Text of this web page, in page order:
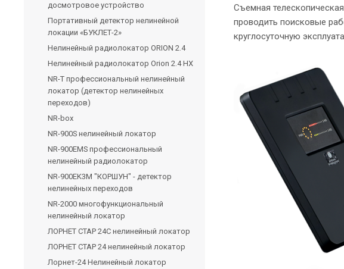
Съемная
проводить поисковые
круглосуточную
досмотровое устройство
Портативный детектор нелинейной
локации «БУКЛЕТ-2»
Нелинейный радиолокатор ORION 2.4
Нелинейный радиолокатор Orion 2.4 HX
NR-T профессиональный нелинейный
локатор (детектор нелинейных
переходов)
NR-box
NR-900S нелинейный локатор
NR-900EMS профессиональный
нелинейный радиолокатор
NR-900EK3М "КОРШУН" - детектор
нелинейных переходов
NR-2000 многофункциональный
нелинейный локатор
ЛОРНЕТ СТАР 24С нелинейный локатор
ЛОРНЕТ СТАР 24 нелинейный локатор
Лорнет-24 Нелинейный локатор